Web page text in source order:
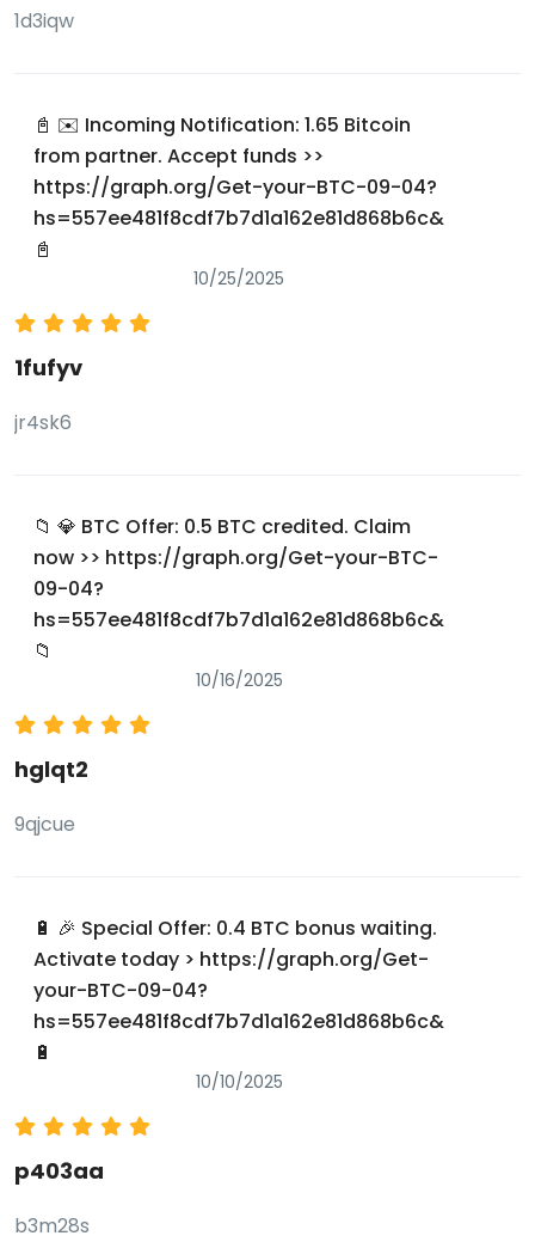
1d3iqw
📓 ✉️ Incoming Notification: 1.65 Bitcoin
from partner. Accept funds >>
https://graph.org/Get-your-BTC-09-04?
hs=557ee481f8cdf7b7d1a162e81d868b6c&
📓
10/25/2025
1fufyv
jr4sk6
📁 💎 BTC Offer: 0.5 BTC credited. Claim
now >> https://graph.org/Get-your-BTC-
09-04?
hs=557ee481f8cdf7b7d1a162e81d868b6c&
📁
10/16/2025
hglqt2
9qjcue
🔋 🎉 Special Offer: 0.4 BTC bonus waiting.
Activate today > https://graph.org/Get-
your-BTC-09-04?
hs=557ee481f8cdf7b7d1a162e81d868b6c&
🔋
10/10/2025
p403aa
b3m28s